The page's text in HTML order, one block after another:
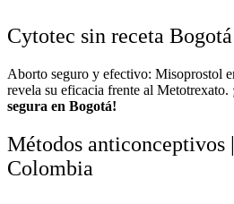
Cytotec sin receta Bogotá
Aborto seguro y efectivo: Misoprostol
revela su eficacia frente al Metotrexato.
segura en Bogotá!
Métodos anticonceptivos
Colombia